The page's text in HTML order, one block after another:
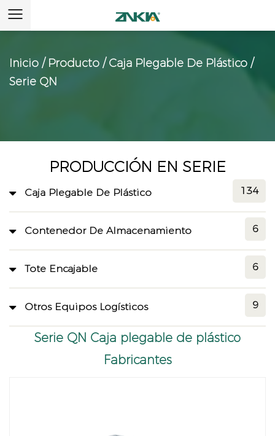
Inicio / Producto / Caja Plegable De Plástico /
Serie QN
PRODUCCIÓN EN SERIE
Caja Plegable De Plástico 134
Contenedor De Almacenamiento 6
Tote Encajable 6
Otros Equipos Logísticos 9
Serie QN Caja plegable de plástico
Fabricantes